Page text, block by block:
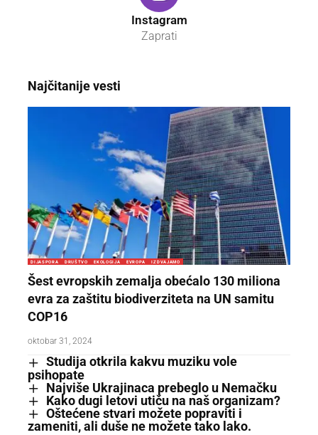
Instagram
Zaprati
Najčitanije vesti
DIJASPORA DRUŠTVO EKOLOGIJA EVROPA IZDVAJAMO
Šest evropskih zemalja obećalo 130 miliona
evra za zaštitu biodiverziteta na UN samitu
COP16
oktobar 31, 2024
Studija otkrila kakvu muziku vole
psihopate
Najviše Ukrajinaca prebeglo u Nemačku
Kako dugi letovi utiču na naš organizam?
Oštećene stvari možete popraviti i
zameniti, ali duše ne možete tako lako.